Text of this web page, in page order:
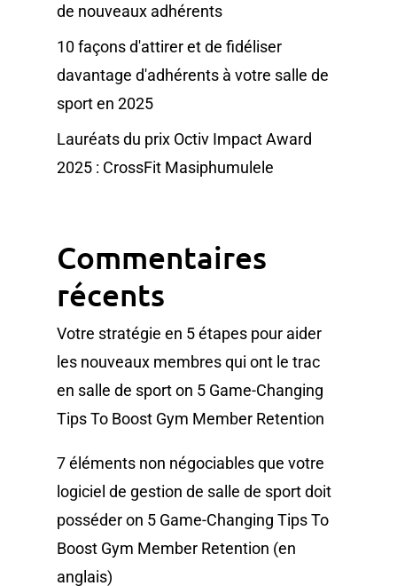
de nouveaux adhérents
10 façons d'attirer et de fidéliser
davantage d'adhérents à votre salle de
sport en 2025
Lauréats du prix Octiv Impact Award
2025 : CrossFit Masiphumulele
Commentaires
récents
Votre stratégie en 5 étapes pour aider
les nouveaux membres qui ont le trac
en salle de sporton 5 Game-Changing
Tips To Boost Gym Member Retention
7 éléments non négociables que votre
logiciel de gestion de salle de sport doit
posséderon 5 Game-Changing Tips To
Boost Gym Member Retention (en
anglais)